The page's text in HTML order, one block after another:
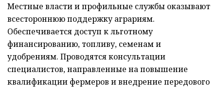
Местные власти и профильные службы оказывают
всестороннюю поддержку аграриям.
Обеспечивается доступ к льготному
финансированию, топливу, семенам и
удобрениям. Проводятся консультации
специалистов, направленные на повышение
квалификации фермеров и внедрение передового